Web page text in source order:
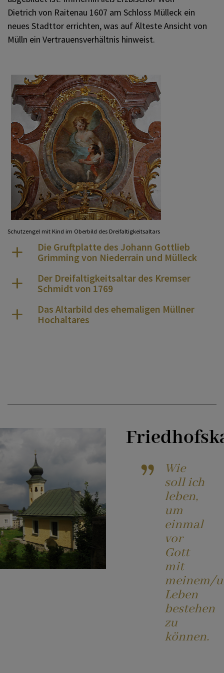
Dietrich von Raitenau 1607 am Schloss Mülleck ein
neues Stadttor errichten, was auf Älteste Ansicht von
Mülln ein Vertrauensverhältnis hinweist.
Schutzengel mit Kind im Oberbild des Dreifaltigkeitsaltars
Die Gruftplatte des Johann Gottlieb
Grimming von Niederrain und Mülleck
Der Dreifaltigkeitsaltar des Kremser
Schmidt von 1769
Das Altarbild des ehemaligen Müllner
Hochaltares
Wie
soll ich
leben,
um
einmal
vor
Gott
mit
meinem/
Leben
bestehen
zu
können.